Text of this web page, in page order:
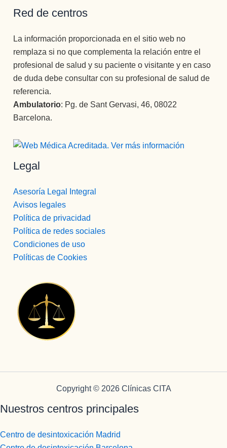
Red de centros
La información proporcionada en el sitio web no
remplaza si no que complementa la relación entre el
profesional de salud y su paciente o visitante y en caso
de duda debe consultar con su profesional de salud de
referencia.
Ambulatorio: Pg. de Sant Gervasi, 46, 08022
Barcelona.
Legal
Asesoría Legal Integral
Avisos legales
Política de privacidad
Política de redes sociales
Condiciones de uso
Políticas de Cookies
Copyright © 2026 Clínicas CITA
Nuestros centros principales
Centro de desintoxicación Madrid